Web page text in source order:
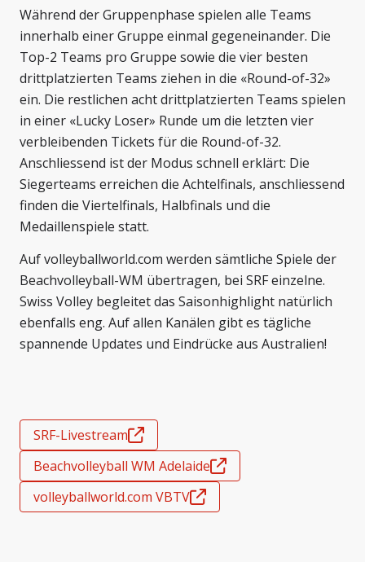
Während der Gruppenphase spielen alle Teams
innerhalb einer Gruppe einmal gegeneinander. Die
Top-2 Teams pro Gruppe sowie die vier besten
drittplatzierten Teams ziehen in die «Round-of-32»
ein. Die restlichen acht drittplatzierten Teams spielen
in einer «Lucky Loser» Runde um die letzten vier
verbleibenden Tickets für die Round-of-32.
Anschliessend ist der Modus schnell erklärt: Die
Siegerteams erreichen die Achtelfinals, anschliessend
finden die Viertelfinals, Halbfinals und die
Medaillenspiele statt.
Auf volleyballworld.com werden sämtliche Spiele der
Beachvolleyball-WM übertragen, bei SRF einzelne.
Swiss Volley begleitet das Saisonhighlight natürlich
ebenfalls eng. Auf allen Kanälen gibt es tägliche
spannende Updates und Eindrücke aus Australien!
SRF-Livestream
Beachvolleyball WM Adelaide
volleyballworld.com VBTV